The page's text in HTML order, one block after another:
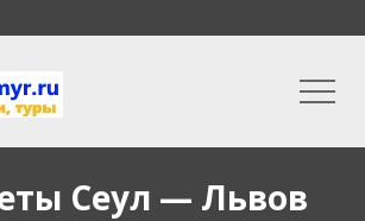
Сеул — Львов